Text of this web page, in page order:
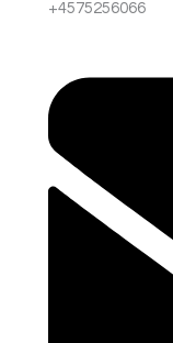
+4575256066